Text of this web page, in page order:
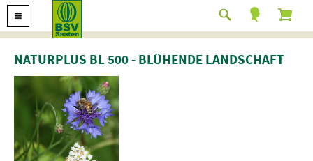
NATURPLUS BL 500 - BLÜHENDE LANDSCHAFT